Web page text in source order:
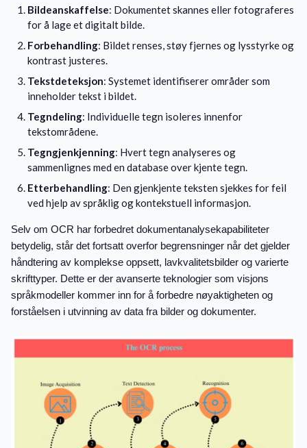
Bildeanskaffelse: Dokumentet skannes eller fotograferes
for å lage et digitalt bilde.
Forbehandling: Bildet renses, støy fjernes og lysstyrke og
kontrast justeres.
Tekstdeteksjon: Systemet identifiserer områder som
inneholder tekst i bildet.
Tegndeling: Individuelle tegn isoleres innenfor
tekstområdene.
Tegngjenkjenning: Hvert tegn analyseres og
sammenlignes med en database over kjente tegn.
Etterbehandling: Den gjenkjente teksten sjekkes for feil
ved hjelp av språklig og kontekstuell informasjon.
Selv om OCR har forbedret dokumentanalysekapabiliteter
betydelig, står det fortsatt overfor begrensninger når det gjelder
håndtering av komplekse oppsett, lavkvalitetsbilder og varierte
skrifttyper. Dette er der avanserte teknologier som visjons
språkmodeller kommer inn for å forbedre nøyaktigheten og
forståelsen i utvinning av data fra bilder og dokumenter.